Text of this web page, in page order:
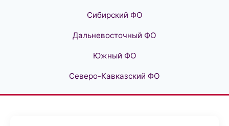
Сибирский ФО
Дальневосточный ФО
Южный ФО
Северо-Кавказский ФО